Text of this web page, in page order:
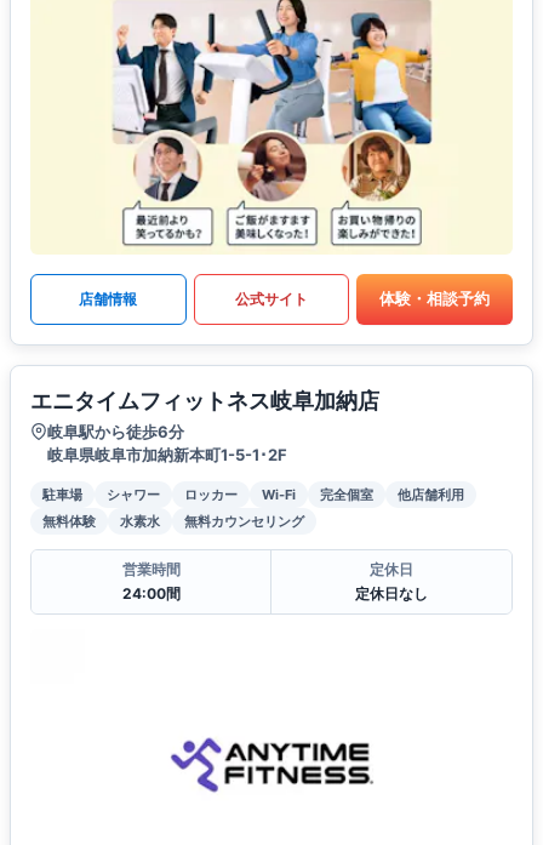
店舗情報 公式サイト 体験・相談予約
エニタイムフィットネス岐阜加納店
岐阜駅から徒歩6分
岐阜県岐阜市加納新本町1-5-1･2F
駐車場 シャワー ロッカー Wi-Fi 完全個室
他店舗利用
無料体験
水素水 無料カウンセリング
営業時間
24:00間
定休日
定休日なし